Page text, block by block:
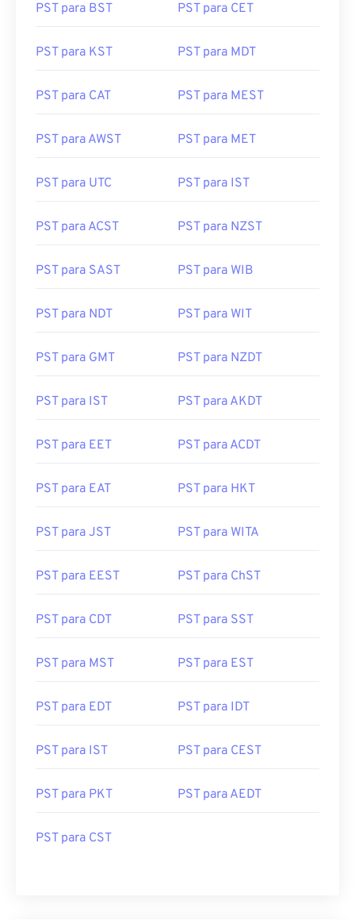
PST para BST PST para CET
PST para KST PST para MDT
PST para CAT PST para MEST
PST para AWST PST para MET
PST para UTC PST para IST
PST para ACST PST para NZST
PST para SAST PST para WIB
PST para NDT PST para WIT
PST para GMT PST para NZDT
PST para IST PST para AKDT
PST para EET PST para ACDT
PST para EAT PST para HKT
PST para JST PST para WITA
PST para EEST PST para ChST
PST para CDT PST para SST
PST para MST PST para EST
PST para EDT PST para IDT
PST para IST PST para CEST
PST para PKT PST para AEDT
PST para CST